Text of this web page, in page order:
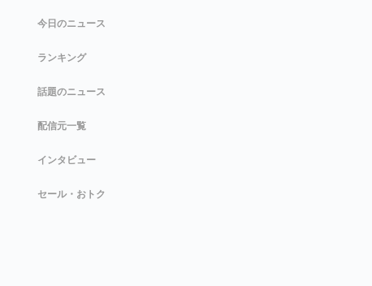
今日のニュース
ランキング
話題のニュース
配信元一覧
インタビュー
セール・おトク